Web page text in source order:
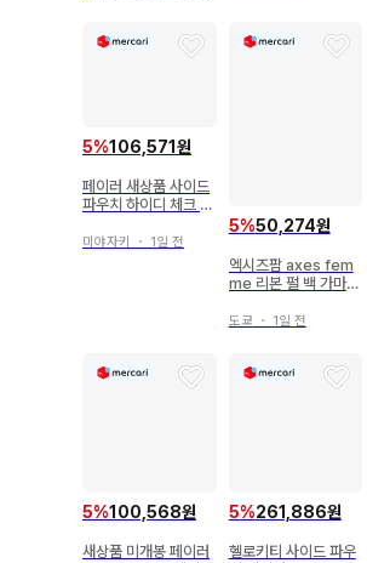
5%106,571원
페이러 새상품 사이드
파우치 하이디 체크 페
미야자키 ・ 1일 전
5%50,274원
엑시즈팜 axes fem
me 리본 펄 백 가마구
도쿄 ・ 1일 전
5%100,568원
새상품 미개봉 페이러
5%261,886원
헬로키티 사이드 파우